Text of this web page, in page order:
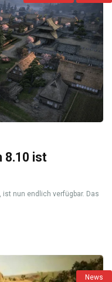
8.10 ist
nun endlich verfügbar. Das
News